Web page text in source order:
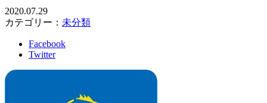
2020.07.29
カテゴリー： 未分類
Facebook
Twitter